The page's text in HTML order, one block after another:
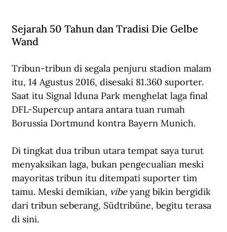
Sejarah 50 Tahun dan Tradisi Die Gelbe
Wand
Tribun-tribun di segala penjuru stadion malam
itu, 14 Agustus 2016, disesaki 81.360 suporter.
Saat itu Signal Iduna Park menghelat laga final
DFL-Supercup antara antara tuan rumah
Borussia Dortmund kontra Bayern Munich.
Di tingkat dua tribun utara tempat saya turut
menyaksikan laga, bukan pengecualian meski
mayoritas tribun itu ditempati suporter tim
tamu. Meski demikian, vibe yang bikin bergidik
dari tribun seberang, Südtribüne, begitu terasa
di sini.